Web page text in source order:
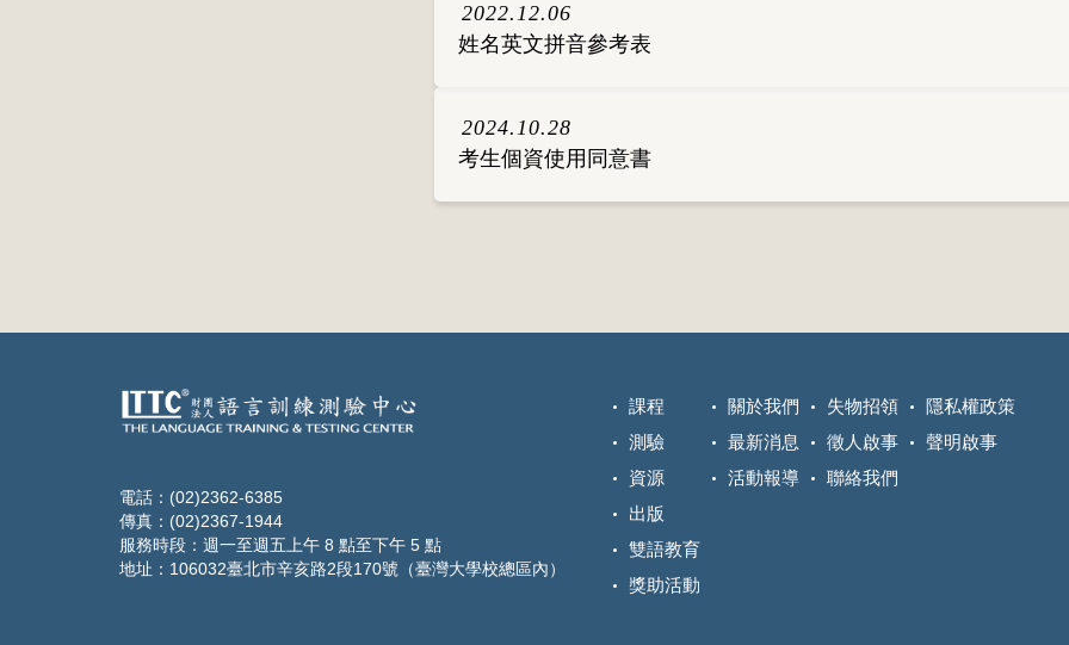
2022.12.06
姓名英文拼音參考表
2024.10.28
考生個資使用同意書
電話：(02)2362-6385
傳真：(02)2367-1944
服務時段：週一至週五上午 8 點至下午 5 點
地址：106032臺北市辛亥路2段170號（臺灣大學校總區內）
課程
測驗
資源
出版
雙語教育
獎助活動
關於我們
最新消息
活動報導
失物招領
徵人啟事
聯絡我們
隱私權政策
聲明啟事